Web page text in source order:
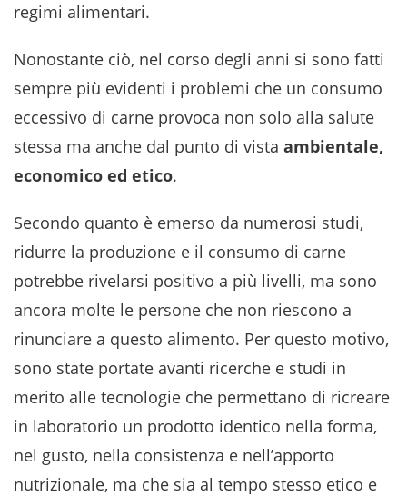
regimi alimentari.
Nonostante ciò, nel corso degli anni si sono fatti
sempre più evidenti i problemi che un consumo
eccessivo di carne provoca non solo alla salute
stessa ma anche dal punto di vista ambientale,
economico ed etico.
Secondo quanto è emerso da numerosi studi,
ridurre la produzione e il consumo di carne
potrebbe rivelarsi positivo a più livelli, ma sono
ancora molte le persone che non riescono a
rinunciare a questo alimento. Per questo motivo,
sono state portate avanti ricerche e studi in
merito alle tecnologie che permettano di ricreare
in laboratorio un prodotto identico nella forma,
nel gusto, nella consistenza e nell’apporto
nutrizionale, ma che sia al tempo stesso etico e